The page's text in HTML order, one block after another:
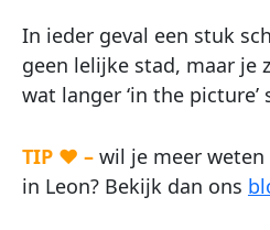
In ieder geval een stuk
geen lelijke stad, maar je
wat langer ‘in the
TIP ♥ – wil je meer
in Leon? Bekijk dan ons